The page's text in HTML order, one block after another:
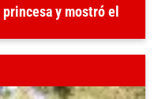
y mostró el